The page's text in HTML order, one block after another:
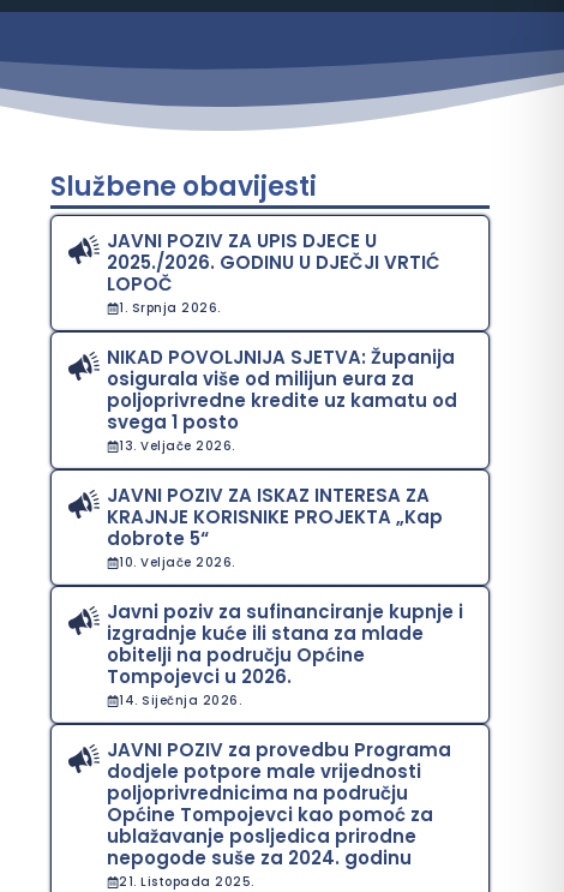
Službene obavijesti
JAVNI POZIV ZA UPIS DJECE U
2025./2026. GODINU U DJEČJI VRTIĆ
LOPOČ
1. Srpnja 2026.
NIKAD POVOLJNIJA SJETVA: Županija
osigurala više od milijun eura za
poljoprivredne kredite uz kamatu od
svega 1 posto
13. Veljače 2026.
JAVNI POZIV ZA ISKAZ INTERESA ZA
KRAJNJE KORISNIKE PROJEKTA „Kap
dobrote 5“
10. Veljače 2026.
Javni poziv za sufinanciranje kupnje i
izgradnje kuće ili stana za mlade
obitelji na području Općine
Tompojevci u 2026.
14. Siječnja 2026.
JAVNI POZIV za provedbu Programa
dodjele potpore male vrijednosti
poljoprivrednicima na području
Općine Tompojevci kao pomoć za
ublažavanje posljedica prirodne
nepogode suše za 2024. godinu
21. Listopada 2025.